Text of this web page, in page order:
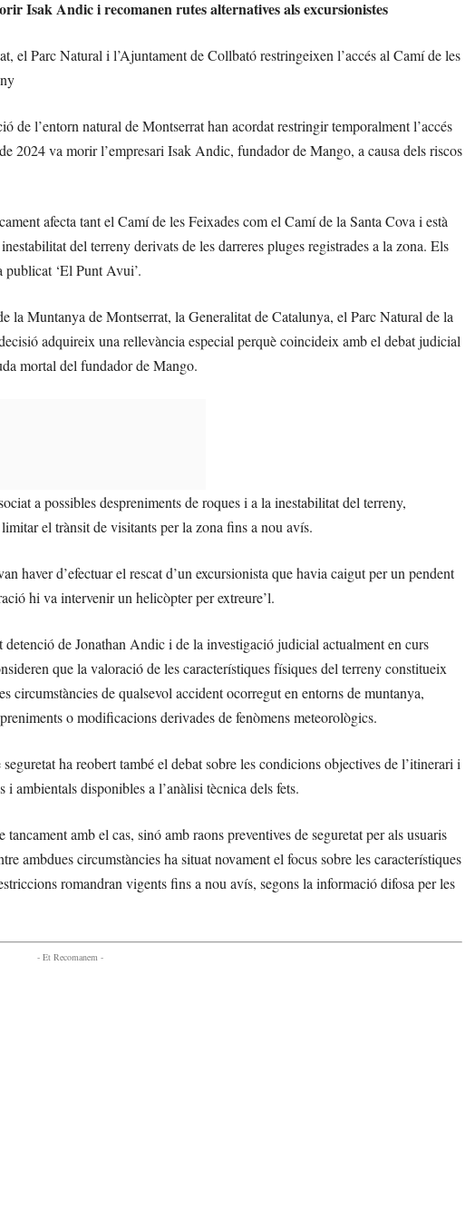
Isak Andic i recomanen rutes alternatives als excursionistes
el Parc Natural i l’Ajuntament de Collbató restringeixen l’accés al Camí de les
de l’entorn natural de Montserrat han acordat restringir temporalment l’accés
2024 va morir l’empresari Isak Andic, fundador de Mango, a causa dels riscos
afecta tant el Camí de les Feixades com el Camí de la Santa Cova i està
del terreny derivats de les darreres pluges registrades a la zona. Els
publicat ‘El Punt Avui’.
la Muntanya de Montserrat, la Generalitat de Catalunya, el Parc Natural de la
adquireix una rellevància especial perquè coincideix amb el debat judicial
mortal del fundador de Mango.
a possibles despreniments de roques i a la inestabilitat del terreny,
el trànsit de visitants per la zona fins a nou avís.
haver d’efectuar el rescat d’un excursionista que havia caigut per un pendent
hi va intervenir un helicòpter per extreure’l.
detenció de Jonathan Andic i de la investigació judicial actualment en curs
que la valoració de les característiques físiques del terreny constitueix
circumstàncies de qualsevol accident ocorregut en entorns de muntanya,
o modificacions derivades de fenòmens meteorològics.
ha reobert també el debat sobre les condicions objectives de l’itinerari i
ambientals disponibles a l’anàlisi tècnica dels fets.
amb el cas, sinó amb raons preventives de seguretat per als usuaris
ambdues circumstàncies ha situat novament el focus sobre les característiques
romandran vigents fins a nou avís, segons la informació difosa per les
- Et Recomanem -